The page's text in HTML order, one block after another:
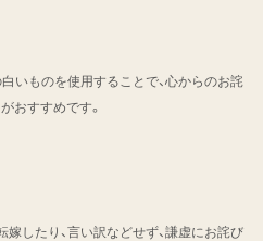
いものを使用することで、心からのお詫
おすすめです。
嫁したり、言い訳などせず、謙虚にお詫び